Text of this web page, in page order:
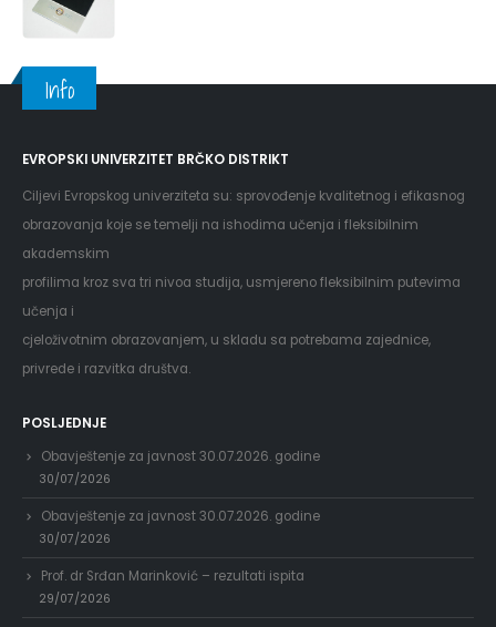
Info
EVROPSKI UNIVERZITET BRČKO DISTRIKT
Ciljevi Evropskog univerziteta su: sprovođenje kvalitetnog i efikasnog
obrazovanja koje se temelji na ishodima učenja i fleksibilnim
akademskim
profilima kroz sva tri nivoa studija, usmjereno fleksibilnim putevima
učenja i
cjeloživotnim obrazovanjem, u skladu sa potrebama zajednice,
privrede i razvitka društva.
POSLJEDNJE
Obavještenje za javnost 30.07.2026. godine
30/07/2026
Obavještenje za javnost 30.07.2026. godine
30/07/2026
Prof. dr Srđan Marinković – rezultati ispita
29/07/2026